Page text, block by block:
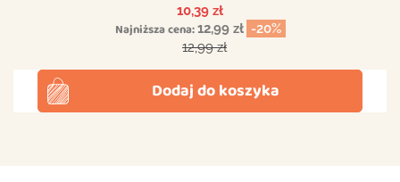
Cena
10,39 zł
Najniższa cena:12,99 zł -20%
Cena podstawowa
12,99 zł
Dodaj do koszyka